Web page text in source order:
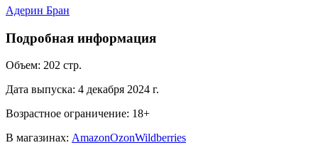
Адерин Бран
Подробная информация
Объем: 202 стр.
Дата выпуска: 4 декабря 2024 г.
Возрастное ограничение: 18+
В магазинах: AmazonOzonWildberries